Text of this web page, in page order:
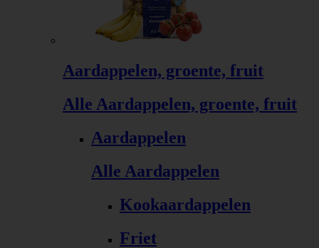
Aardappelen, groente, fruit
Alle Aardappelen, groente, fruit
Aardappelen
Alle Aardappelen
Kookaardappelen
Friet